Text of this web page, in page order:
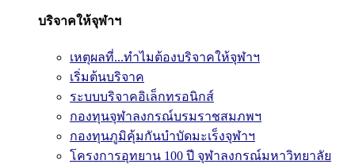
บริจาคให้จุฬาฯ
เหตุผลที่...ทำไมต้องบริจาคให้จุฬาฯ
เริ่มต้นบริจาค
ระบบบริจาคอิเล็กทรอนิกส์
กองทุนจุฬาลงกรณ์บรมราชสมภพฯ
กองทุนภูมิคุ้มกันบำบัดมะเร็งจุฬาฯ
โครงการอุทยาน 100 ปี จุฬาลงกรณ์มหาวิทยาลัย